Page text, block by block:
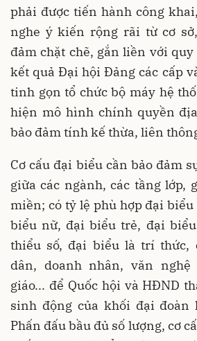
phải được tiến hành công
nghe ý kiến rộng rãi từ cơ
đảm chặt chẽ, gắn liền với quy
kết quả Đại hội Đảng các cấp
tinh gọn tổ chức bộ máy hệ
hiện mô hình chính quyền
bảo đảm tính kế thừa, liên
Cơ cấu đại biểu cần bảo đảm
giữa các ngành, các tầng lớp,
miền; có tỷ lệ phù hợp đại
biểu nữ, đại biểu trẻ, đại
thiểu số, đại biểu là trí thức,
dân, doanh nhân, văn
giáo... để Quốc hội và HĐND
sinh động của khối đại đoàn
Phấn đấu bầu đủ số lượng, cơ